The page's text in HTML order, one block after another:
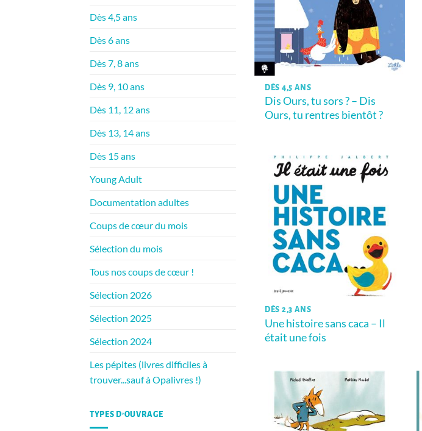
Dès 4,5 ans
Dès 6 ans
Dès 7, 8 ans
Dès 9, 10 ans
Dès 11, 12 ans
Dès 13, 14 ans
Dès 15 ans
Young Adult
Documentation adultes
Coups de cœur du mois
Sélection du mois
Tous nos coups de cœur !
Sélection 2026
Sélection 2025
Sélection 2024
Les pépites (livres difficiles à
trouver...sauf à Opalivres !)
TYPES D’OUVRAGE
DÈS 4,5 ANS
Dis Ours, tu sors ? – Dis
Ours, tu rentres bientôt ?
DÈS 2,3 ANS
Une histoire sans caca – Il
était une fois